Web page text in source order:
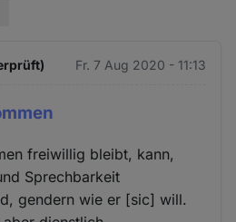
Fr. 7 Aug 2020 - 11:13
freiwillig bleibt, kann,
Sprechbarkeit
gendern wie er [sic] will.